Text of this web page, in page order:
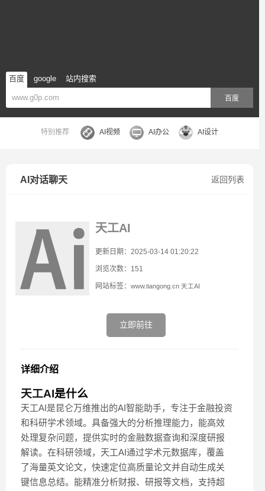
百度 google 站内搜索
百度
特别推荐 AI视频 AI办公 AI设计
返回列表
AI对话聊天
天工AI
更新日期：2025-03-14 01:20:22
浏览次数：151
网站标签：www.tiangong.cn 天工AI
立即前往
详细介绍
天工AI是什么
天工AI是昆仑万维推出的AI智能助手，专注于金融投资
和科研学术领域。具备强大的分析推理能力，能高效
处理复杂问题，提供实时的金融数据查询和深度研报
解读。在科研领域，天工AI通过学术元数据库，覆盖
了海量英文论文，快速定位高质量论文并自动生成关
键信息总结。能精准分析财报、研报等文档，支持超